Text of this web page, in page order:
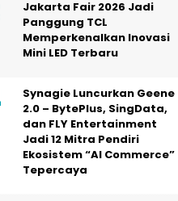
Jakarta Fair 2026 Jadi
Panggung TCL
Memperkenalkan Inovasi
Mini LED Terbaru
Synagie Luncurkan Geene
2.0 – BytePlus, SingData,
dan FLY Entertainment
Jadi 12 Mitra Pendiri
Ekosistem “AI Commerce”
Tepercaya